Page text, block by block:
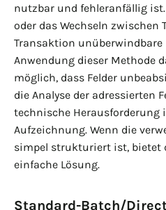
nutzbar und fehleranfällig ist.
oder das Wechseln zwischen
Transaktion unüberwindbare
Anwendung dieser Methode
möglich, dass Felder
die Analyse der adressierten
technische Herausforderung
Aufzeichnung. Wenn die
simpel strukturiert ist, bietet
einfache Lösung.
Standard-Batch/